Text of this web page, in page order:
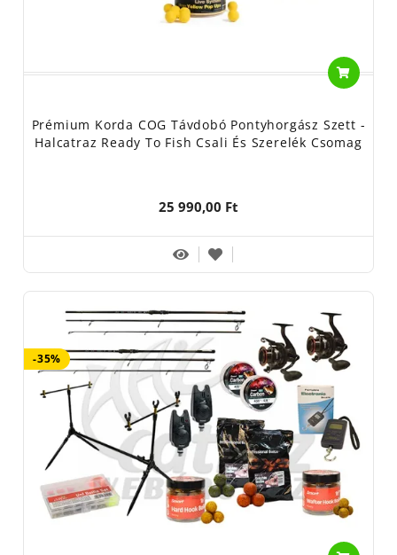
Prémium Korda COG Távdobó Pontyhorgász Szett -
Halcatraz Ready To Fish Csali És Szerelék Csomag
25 990,00 Ft
-35%